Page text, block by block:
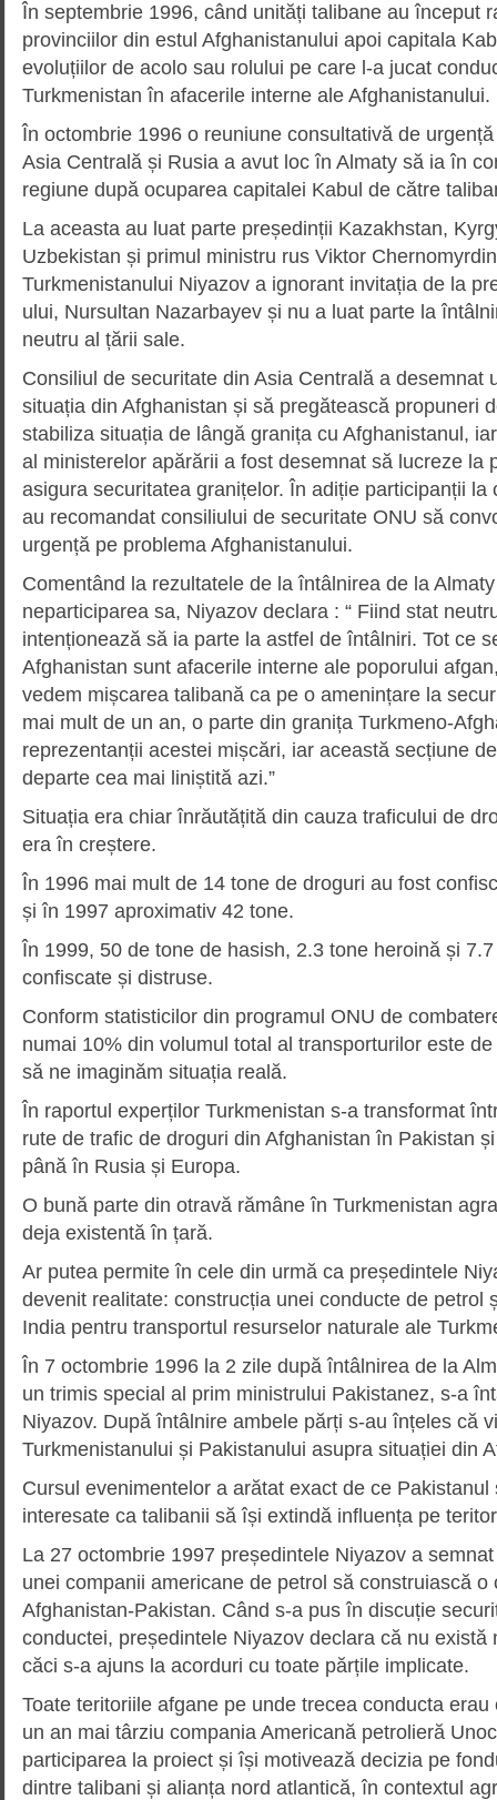
În septembrie 1996, când unități talibane au început
provinciilor din estul Afghanistanului apoi capitala
evoluțiilor de acolo sau rolului pe care l-a jucat
Turkmenistan în afacerile interne ale Afghanistanului.
În octombrie 1996 o reuniune consultativă de
Asia Centrală și Rusia a avut loc în Almaty să ia în
regiune după ocuparea capitalei Kabul de către
La aceasta au luat parte președinții Kazakhstan,
Uzbekistan și primul ministru rus Viktor
Turkmenistanului Niyazov a ignorant invitația de la
ului, Nursultan Nazarbayev și nu a luat parte la
neutru al țării sale.
Consiliul de securitate din Asia Centrală a desemnat
situația din Afghanistan și să pregătească propuneri
stabiliza situația de lângă granița cu Afghanistanul,
al ministerelor apărării a fost desemnat să lucreze la
asigura securitatea granițelor. În adiție participanții la
au recomandat consiliului de securitate ONU să
urgență pe problema Afghanistanului.
Comentând la rezultatele de la întâlnirea de la
neparticiparea sa, Niyazov declara : “ Fiind stat
intenționează să ia parte la astfel de întâlniri. Tot ce
Afghanistan sunt afacerile interne ale poporului
vedem mișcarea talibană ca pe o amenințare la
mai mult de un an, o parte din granița Turkmeno-
reprezentanții acestei mișcări, iar această secțiune
departe cea mai liniștită azi.”
Situația era chiar înrăutățită din cauza traficului de
era în creștere.
În 1996 mai mult de 14 tone de droguri au fost
și în 1997 aproximativ 42 tone.
În 1999, 50 de tone de hasish, 2.3 tone heroină și
confiscate și distruse.
Conform statisticilor din programul ONU de
numai 10% din volumul total al transporturilor este
să ne imaginăm situația reală.
În raportul experților Turkmenistan s-a transformat
rute de trafic de droguri din Afghanistan în Pakistan
până în Rusia și Europa.
O bună parte din otravă rămâne în Turkmenistan
deja existentă în țară.
Ar putea permite în cele din urmă ca președintele
devenit realitate: construcția unei conducte de petrol
India pentru transportul resurselor naturale ale
În 7 octombrie 1996 la 2 zile după întâlnirea de la
un trimis special al prim ministrului Pakistanez, s-a
Niyazov. După întâlnire ambele părți s-au înțeles că
Turkmenistanului și Pakistanului asupra situației din
Cursul evenimentelor a arătat exact de ce
interesate ca talibanii să își extindă influența pe
La 27 octombrie 1997 președintele Niyazov a
unei companii americane de petrol să construiască o
Afghanistan-Pakistan. Când s-a pus în discuție
conductei, președintele Niyazov declara că nu există
căci s-a ajuns la acorduri cu toate părțile implicate.
Toate teritoriile afgane pe unde trecea conducta
un an mai târziu compania Americană petrolieră
participarea la proiect și își motivează decizia pe
dintre talibani și alianța nord atlantică, în contextul